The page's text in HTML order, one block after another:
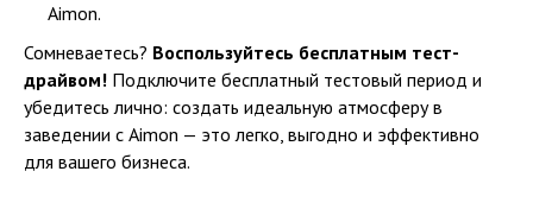
Aimon.
Сомневаетесь? Воспользуйтесь бесплатным тест-
драйвом! Подключите бесплатный тестовый период и
убедитесь лично: создать идеальную атмосферу в
заведении с Aimon — это легко, выгодно и эффективно
для вашего бизнеса.